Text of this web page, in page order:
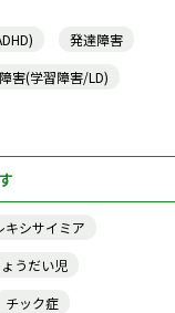
発達障害
害(学習障害/LD)
キシサイミア
うだい児
チック症